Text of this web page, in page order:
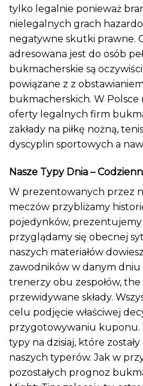
tylko legalnie ponieważ
nielegalnych grach
negatywne skutki prawne.
adresowana jest do osób
bukmacherskie są
powiązane z z
bukmacherskich. W Polsce
oferty legalnych firm
zakłady na piłkę nożną,
dyscyplin sportowych a
Nasze Typy Dnia –
W prezentowanych przez
meczów przybliżamy
pojedynków, prezentujemy
przyglądamy się obecnej
naszych materiałów
zawodników w danym
trenerzy obu zespołów,
przewidywane składy.
celu podjęcie właściwej
przygotowywaniu kuponu.
typy na dzisiaj, które
naszych typerów. Jak w
pozostałych prognoz